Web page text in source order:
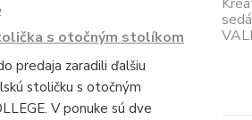
s otočným stolíkom
predaja zaradili ďalšiu
stoličku s otočným
V ponuke sú dve